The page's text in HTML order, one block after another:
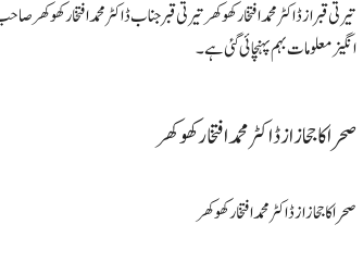
تیرتی قبر از ڈاکٹر محمد افتخارکھوکھر تیرتی قبر جناب ڈاکٹرمحمد
انگیز معلومات بہم پہنچائی گئی ہے۔
صحرا کا جحاز از ڈاکٹر محمد افتخار کھوکھر
صحرا کا جحاز از ڈاکٹر محمد افتخار کھوکھر